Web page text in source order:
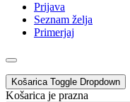
Prijava
Seznam želja
Primerjaj
Košarica Toggle Dropdown
Košarica je prazna